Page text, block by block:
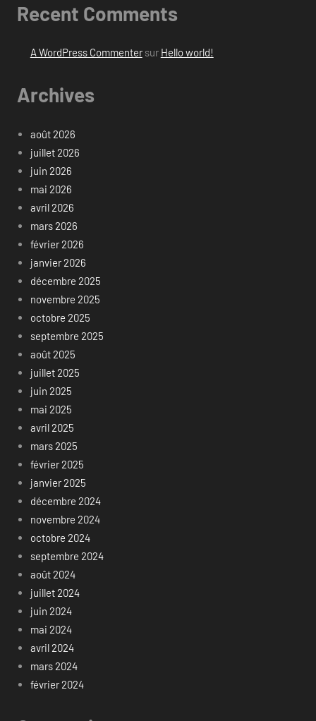
Recent Comments
A WordPress Commentersur Hello world!
Archives
août 2026
juillet 2026
juin 2026
mai 2026
avril 2026
mars 2026
février 2026
janvier 2026
décembre 2025
novembre 2025
octobre 2025
septembre 2025
août 2025
juillet 2025
juin 2025
mai 2025
avril 2025
mars 2025
février 2025
janvier 2025
décembre 2024
novembre 2024
octobre 2024
septembre 2024
août 2024
juillet 2024
juin 2024
mai 2024
avril 2024
mars 2024
février 2024